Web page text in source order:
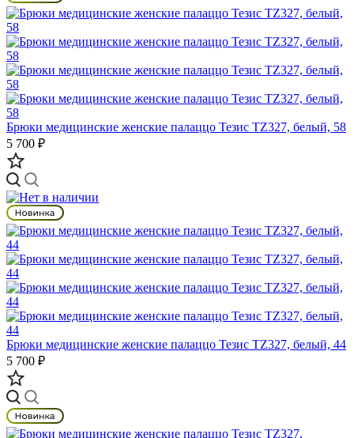
Брюки медицинские женские палаццо Тезис TZ327, белый, 58
5 700 ₽
Брюки медицинские женские палаццо Тезис TZ327, белый, 44
5 700 ₽